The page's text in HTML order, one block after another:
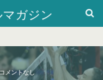
ガジン
メントなし